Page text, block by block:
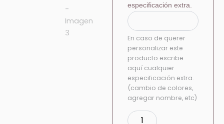
especificación extra.
En caso de querer
personalizar este
producto escribe
aquí cualquier
especificación extra.
(cambio de colores,
agregar nombre, etc)